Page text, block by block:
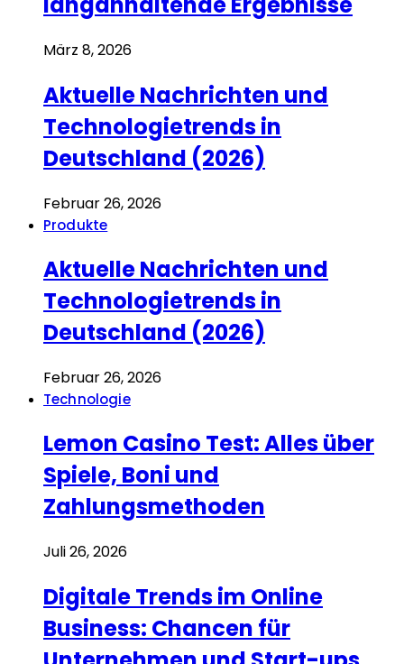
März 8, 2026
Aktuelle Nachrichten und
Technologietrends in
Deutschland (2026)
Februar 26, 2026
Produkte
Aktuelle Nachrichten und
Technologietrends in
Deutschland (2026)
Februar 26, 2026
Technologie
Lemon Casino Test: Alles über
Spiele, Boni und
Zahlungsmethoden
Juli 26, 2026
Digitale Trends im Online
Business: Chancen für